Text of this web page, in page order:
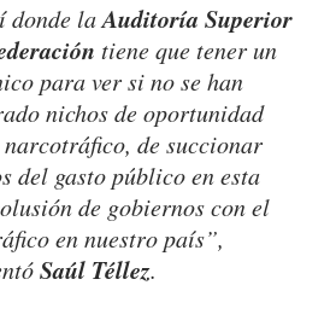
donde laAuditoría Superior
tiene que tener un
para ver si no se han
nichos de oportunidad
de succionar
del gasto público en esta
de gobiernos con el
en nuestro país”,
Saúl Téllez.